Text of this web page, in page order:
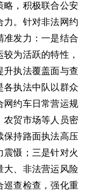
略，积极联合公安
力。针对非法网约
准发力：一是结合
为活跃的特性，
升执法覆盖面与查
各执法中队以群众
网约车日常营运规
农贸市场等人员密
保持路面执法高压
慑；三是针对火
大、非法营运风险
巡查检查，强化重